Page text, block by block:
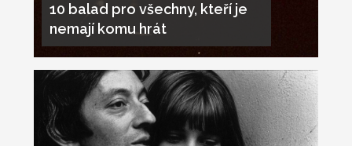
10 balad pro všechny, kteří je
nemají komu hrát